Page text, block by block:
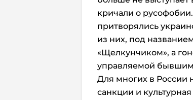
кричали о
притворялись
из них, под
«Щелкунчиком», а
управляемой
Для многих в России
санкции и